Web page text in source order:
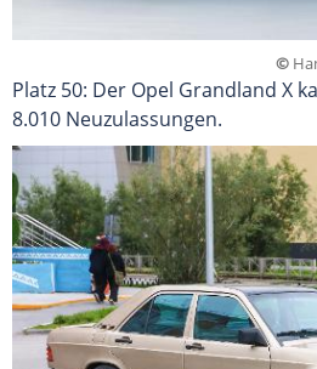
©
Platz 50: Der Opel Grandland X
8.010 Neuzulassungen.